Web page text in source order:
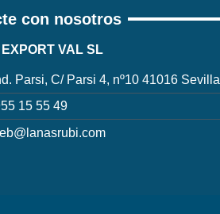
con nosotros
EXPORT VAL SL
Parsi, C/ Parsi 4, nº10 41016 Sevilla
15 55 49